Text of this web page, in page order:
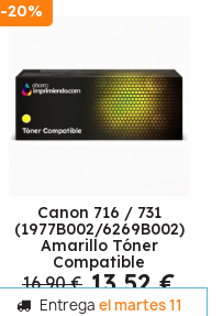
-20%
Canon 716 / 731
(1977B002/6269B002)
Amarillo Tóner
Compatible
16,90 € 13,52 €
Entrega el martes 11